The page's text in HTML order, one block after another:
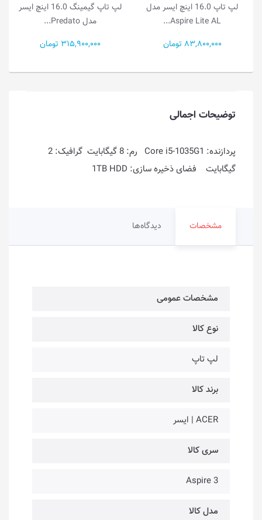
لپ تاپ گیمینگ 16.0 اینچ ایسر
مدل Predato...
315,900,000 تومان
لپ تاپ 15.6 اینچ ایسر مدل
Aspire Go 15 A...
81,500,000 تومان
توضیحات اجمالی
پردازنده: Core i5-1035G1 رم: 8 گیگابایت گرافیک: 2
گیگابایت فضای ذخیره سازی: 1TB HDD
مشخصات دیدگاه‌ها
مشخصات عمومی
نوع کالا
لپ تاپ
برند کالا
ACER | ایسر
سری کالا
Aspire 3
مدل کالا